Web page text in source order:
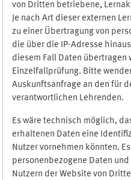
von Dritten betriebene,
Je nach Art dieser externen
zu einer Übertragung von
die über die IP-Adresse
diesem Fall Daten
Einzelfallprüfung. Bitte
Auskunftsanfrage an den für
verantwortlichen Lehrenden.
Es wäre technisch möglich,
erhaltenen Daten eine
Nutzer vornehmen könnten.
personenbezogene Daten
Nutzern der Website von